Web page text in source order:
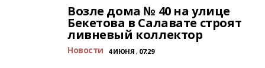
Возле дома № 40 на улице
Бекетова в Салавате строят
ливневый коллектор
Новости 4 ИЮНЯ , 07:29